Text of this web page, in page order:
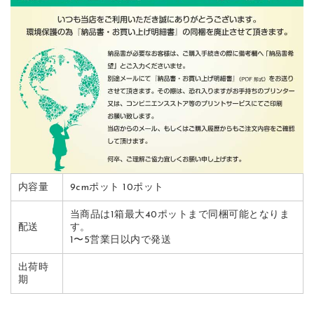
内容量 9cmポット 10ポット
配送
当商品は1箱最大40ポットまで同梱可能となりま
す。
1〜5営業日以内で発送
出荷時
期